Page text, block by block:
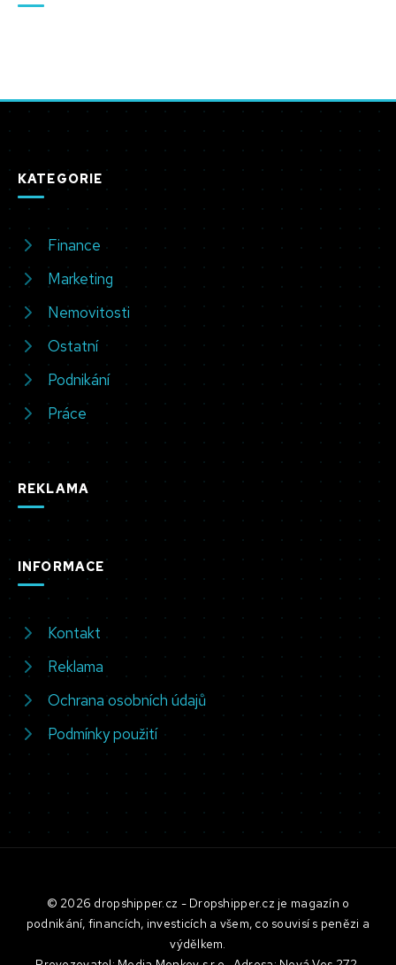
KATEGORIE
Finance
Marketing
Nemovitosti
Ostatní
Podnikání
Práce
REKLAMA
INFORMACE
Kontakt
Reklama
Ochrana osobních údajů
Podmínky použití
© 2026 dropshipper.cz - Dropshipper.cz je magazín o
podnikání, financích, investicích a všem, co souvisí s penězi a
výdělkem.